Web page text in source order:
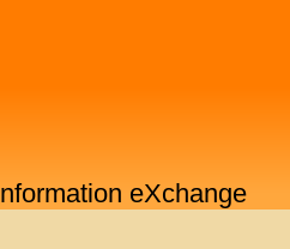
eXchange